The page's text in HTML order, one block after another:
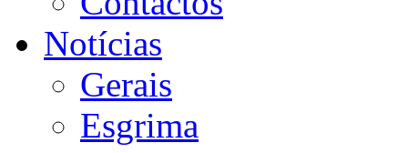
Notícias
Gerais
Esgrima